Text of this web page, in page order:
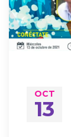
OCT
13